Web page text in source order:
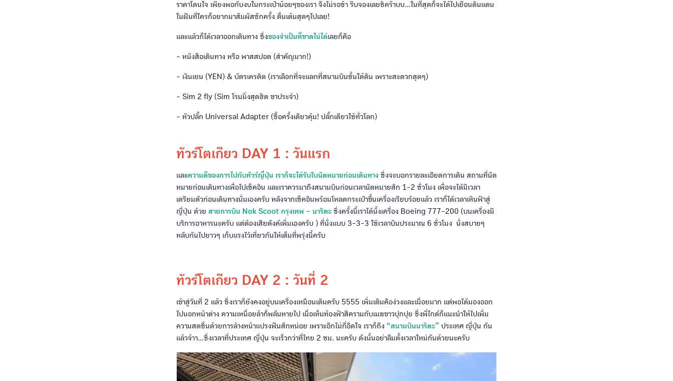
ราคาโดนใจ เพียงพอกับงบในกระเป๋าน้อยๆของเรา จึงไม่รอช้า รีบจองเลยซิคร๊าบบ...ในที่สุดก็จะได้ไปเยือนดินแดน
ในฝันที่ใครก็อยากมาสัมผัสซักครั้ง ตื่นเต้นสุดๆไปเลย!
และแล้วก็ได้เวลาออกเดินทาง ซึ่งของจำเป็นที่ขาดไม่ได้เลยก็คือ
- หนังสือเดินทาง หรือ พาสสปอต (สำคัญมาก!)
- เงินเยน (YEN) & บัตรเครดิต (เราเลือกที่จะแลกที่สนามบินชั้นใต้ดิน เพราะสะดวกสุดๆ)
- Sim 2 fly (Sim โรมมิ่งสุดฮิต ขาประจำ)
- หัวปลั๊ก Universal Adapter (ซื้อครั้งเดียวคุ้ม! ปลั๊กเดียวใช้ทั่วโลก)
ทัวร์โตเกียว DAY 1 : วันแรก
และความดีของการไปกับทัวร์ญี่ปุ่น เราก็จะได้รับใบนัดหมายก่อนเดินทาง ซึ่งจะบอกรายละเอียดการเดิน สถานที่นัด
หมายก่อนเดินทางเพื่อไปเช็คอิน และเราควรมาถึงสนามบินก่อนเวลานัดหมายสัก 1-2 ชั่วโมง เพื่อจะได้มีเวลา
เตรียมตัวก่อนเดินทางนั่นเองครับ หลังจากเช็คอินพร้อมโหลดกระเป๋าขึ้นเครื่องเรียบร้อยแล้ว เราก็ได้เวลาเหินฟ้าสู่
ญี่ปุ่น ด้วย สายการบิน Nok Scoot กรุงเทพ – นาริตะ ซึ่งครั้งนี้เราได้นั้งเครื่อง Boeing 777-200 (บนเครื่องมี
บริการอาหารนะครับ แต่ต้องเสียตังค์เพิ่มเองครับ ) ที่นั่งแบบ 3-3-3 ใช้เวลาบินประมาณ 6 ชั่วโมง นั่งสบายๆ
หลับกันไปยาวๆ เก็บแรงไว้เที่ยวกันให้เต็มที่พรุ่งนี้ครับ
ทัวร์โตเกียว DAY 2 : วันที่ 2
เข้าสู่วันที่ 2 แล้ว ซึ่งเราก็ยังคงอยู่บนเครื่องเหมือนเดิมครับ 5555 เพิ่มเติมคือง่วงและเมื่อยมาก แต่พอได้มองออก
ไปนอกหน้าต่าง ความเหนื่อยล้าก็พลันหายไป เมื่อเห็นท้องฟ้าสีครามกับเมฆขาวปุกปุย ซึ่งพี่ไกด์ก็แนะนำให้ไปเพิ่ม
ความสดชื่นด้วยการล้างหน้าแปรงฟันสักหน่อย เพราะอีกไม่กี่อึดใจ เราก็ถึง “สนามบินนาริตะ” ประเทศ ญี่ปุ่น กัน
แล้วจ้าา...ซึ่งเวลาที่ประเทศ ญี่ปุ่น จะเร็วกว่าที่ไทย 2 ชม. นะครับ ดังนั้นอย่าลืมตั้งเวลาใหม่กันด้วยนะครับ